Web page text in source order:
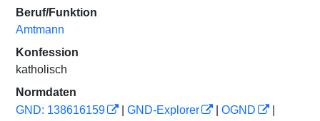
Beruf/Funktion
Amtmann
Konfession
katholisch
Normdaten
GND: 138616159
GND-Explorer OGND